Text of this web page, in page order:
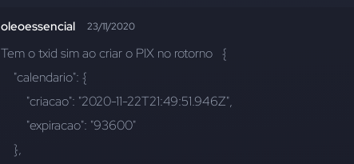
oleoessencial 23/11/2020
Tem o txid sim ao criar o PIX no rotorno   {
    "calendario": {
        "criacao": "2020-11-22T21:49:51.946Z",
        "expiracao": "93600"
    },